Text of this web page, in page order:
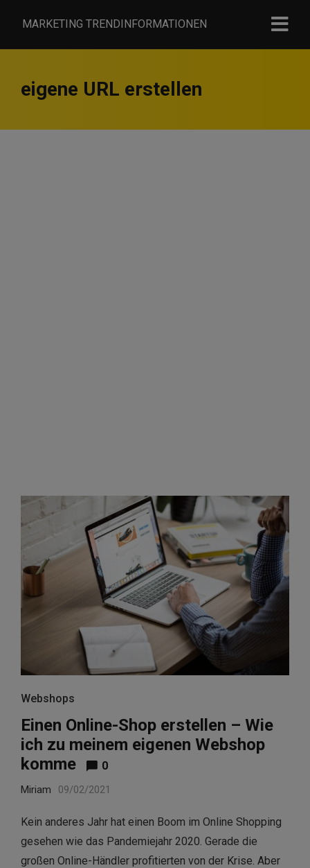
MARKETING TRENDINFORMATIONEN
eigene URL erstellen
Webshops
Einen Online-Shop erstellen – Wie
ich zu meinem eigenen Webshop
komme
0
Miriam 09/02/2021
Kein anderes Jahr hat einen Boom im Online Shopping
gesehen wie das Pandemiejahr 2020. Gerade die
großen Online-Händler profitierten von der Krise. Aber